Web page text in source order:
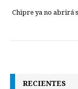
Chipre ya no abrirá
RECIENTES